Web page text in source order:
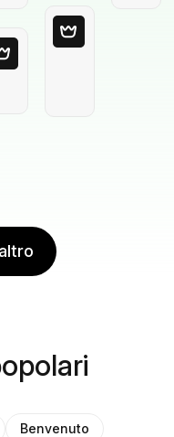
Benvenuto